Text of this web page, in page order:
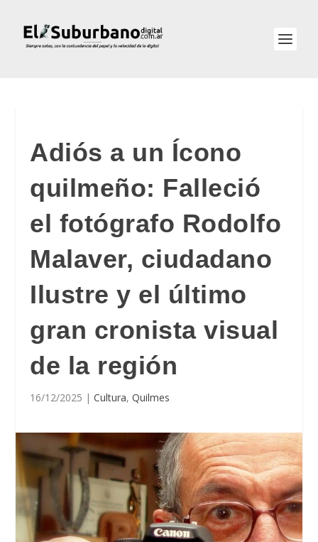
Adiós a un Ícono
quilmeño: Falleció
el fotógrafo Rodolfo
Malaver, ciudadano
Ilustre y el último
gran cronista visual
de la región
16/12/2025 |Cultura,Quilmes